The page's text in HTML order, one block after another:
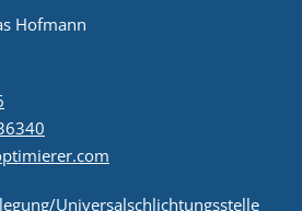
Hofmann
Universalschlichtungsstelle